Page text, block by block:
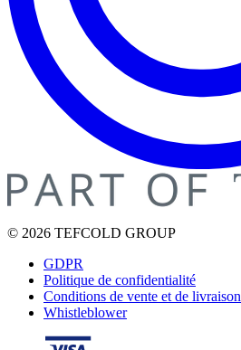
© 2026 TEFCOLD GROUP
GDPR
Politique de confidentialité
Conditions de vente et de livraison
Whistleblower